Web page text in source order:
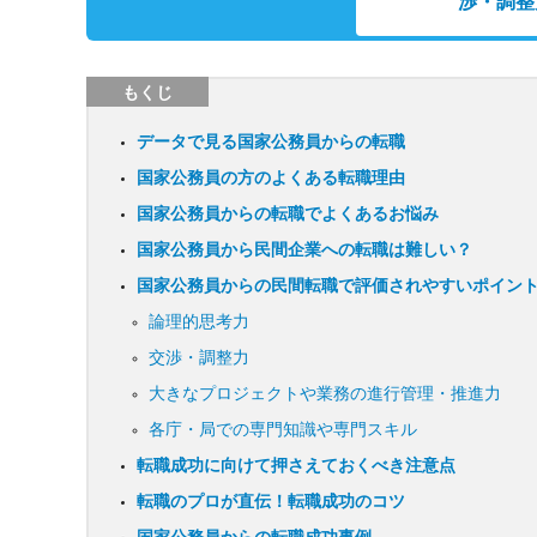
もくじ
データで見る国家公務員からの転職
国家公務員の方のよくある転職理由
国家公務員からの転職でよくあるお悩み
国家公務員から民間企業への転職は難しい？
国家公務員からの民間転職で評価されやすいポイント
論理的思考力
交渉・調整力
大きなプロジェクトや業務の進行管理・推進力
各庁・局での専門知識や専門スキル
転職成功に向けて押さえておくべき注意点
転職のプロが直伝！転職成功のコツ